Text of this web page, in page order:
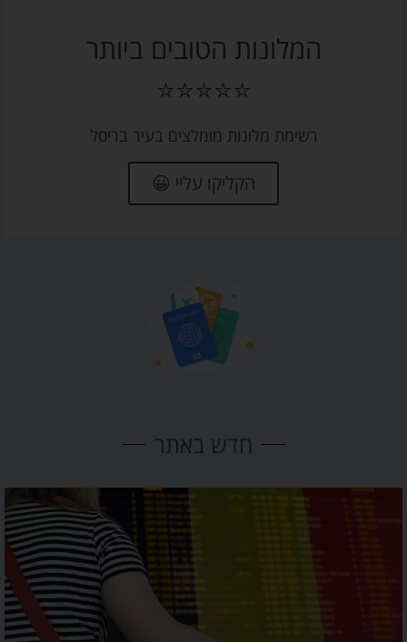
המלונות הטובים ביותר
⭐⭐⭐⭐⭐
רשימת מלונות מומלצים בעיר בריסל
הקליקו עליי 😀
חדש באתר